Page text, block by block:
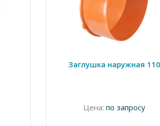
Заглушка наружная 110
Цена: по запросу